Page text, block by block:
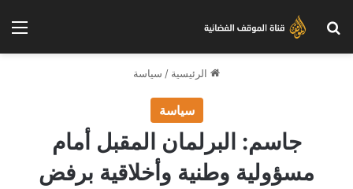
بحث عن
الرئيسية / سياسة
سياسة
جاسم: البرلمان المقبل أمام
مسؤولية وطنية وأخلاقية برفض